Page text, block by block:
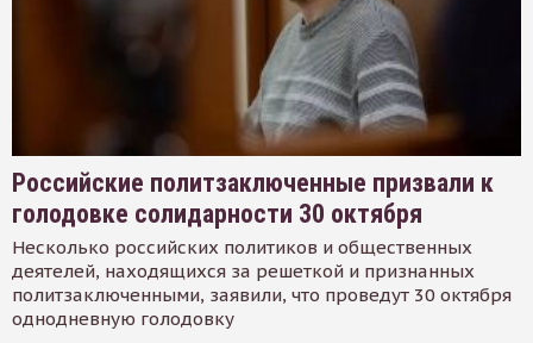
Российские политзаключенные призвали к
голодовке солидарности 30 октября
Несколько российских политиков и общественных
деятелей, находящихся за решеткой и признанных
политзаключенными, заявили, что проведут 30 октября
однодневную голодовку